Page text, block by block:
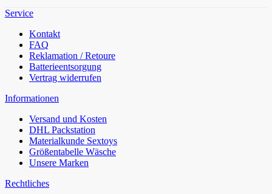
Service
Kontakt
FAQ
Reklamation / Retoure
Batterieentsorgung
Vertrag widerrufen
Informationen
Versand und Kosten
DHL Packstation
Materialkunde Sextoys
Größentabelle Wäsche
Unsere Marken
Rechtliches